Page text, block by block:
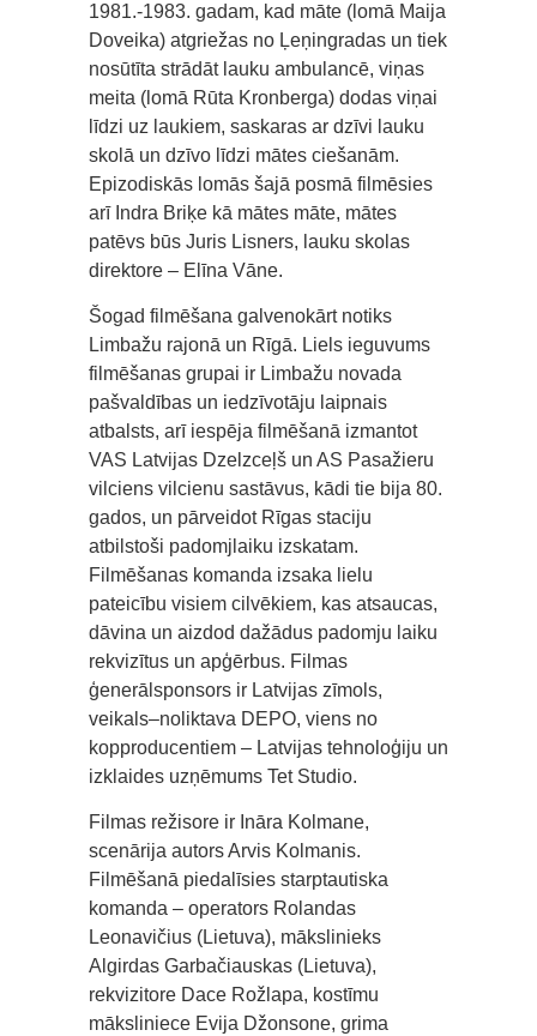
1981.-1983. gadam, kad māte (lomā Maija
Doveika) atgriežas no Ļeņingradas un tiek
nosūtīta strādāt lauku ambulancē, viņas
meita (lomā Rūta Kronberga) dodas viņai
līdzi uz laukiem, saskaras ar dzīvi lauku
skolā un dzīvo līdzi mātes ciešanām.
Epizodiskās lomās šajā posmā filmēsies
arī Indra Briķe kā mātes māte, mātes
patēvs būs Juris Lisners, lauku skolas
direktore – Elīna Vāne.
Šogad filmēšana galvenokārt notiks
Limbažu rajonā un Rīgā. Liels ieguvums
filmēšanas grupai ir Limbažu novada
pašvaldības un iedzīvotāju laipnais
atbalsts, arī iespēja filmēšanā izmantot
VAS Latvijas Dzelzceļš un AS Pasažieru
vilciens vilcienu sastāvus, kādi tie bija 80.
gados, un pārveidot Rīgas staciju
atbilstoši padomjlaiku izskatam.
Filmēšanas komanda izsaka lielu
pateicību visiem cilvēkiem, kas atsaucas,
dāvina un aizdod dažādus padomju laiku
rekvizītus un apģērbus. Filmas
ģenerālsponsors ir Latvijas zīmols,
veikals–noliktava DEPO, viens no
kopproducentiem – Latvijas tehnoloģiju un
izklaides uzņēmums Tet Studio.
Filmas režisore ir Ināra Kolmane,
scenārija autors Arvis Kolmanis.
Filmēšanā piedalīsies starptautiska
komanda – operators Rolandas
Leonavičius (Lietuva), mākslinieks
Algirdas Garbačiauskas (Lietuva),
rekvizitore Dace Rožlapa, kostīmu
māksliniece Evija Džonsone, grima